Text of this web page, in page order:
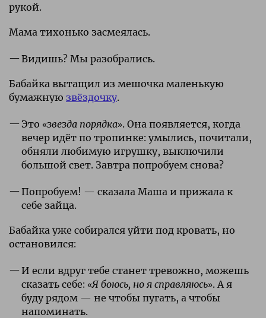
рукой.
Мама тихонько засмеялась.
Видишь? Мы разобрались.
Бабайка вытащил из мешочка маленькую
бумажную звёздочку.
Это «звезда порядка». Она появляется, когда
вечер идёт по тропинке: умылись, почитали,
обняли любимую игрушку, выключили
большой свет. Завтра попробуем снова?
Попробуем! — сказала Маша и прижала к
себе зайца.
Бабайка уже собирался уйти под кровать, но
остановился:
И если вдруг тебе станет тревожно, можешь
сказать себе: «Я боюсь, но я справляюсь». А я
буду рядом — не чтобы пугать, а чтобы
напоминать.